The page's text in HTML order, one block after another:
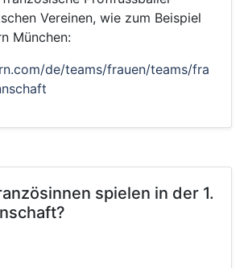
Vereinen, wie zum Beispiel
München:
de/teams/frauen/teams/fra
spielen in der 1.